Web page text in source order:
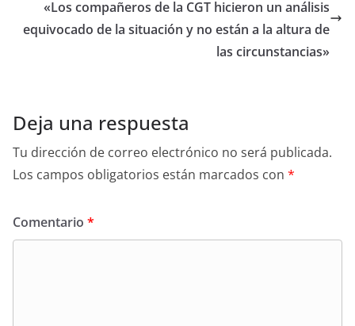
«Los compañeros de la CGT hicieron un análisis
equivocado de la situación y no están a la altura de
las circunstancias»
Deja una respuesta
Tu dirección de correo electrónico no será publicada.
Los campos obligatorios están marcados con *
Comentario *